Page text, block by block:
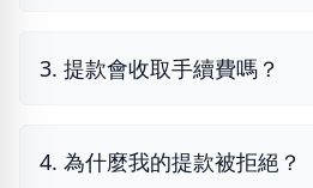
3. 提款會收取手續費嗎？
4. 為什麼我的提款被拒絕？